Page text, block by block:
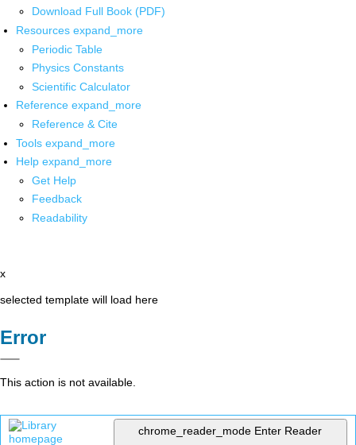
Download Full Book (PDF)
Resources expand_more
Periodic Table
Physics Constants
Scientific Calculator
Reference expand_more
Reference & Cite
Tools expand_more
Help expand_more
Get Help
Feedback
Readability
x
selected template will load here
Error
This action is not available.
chrome_reader_mode Enter Reader